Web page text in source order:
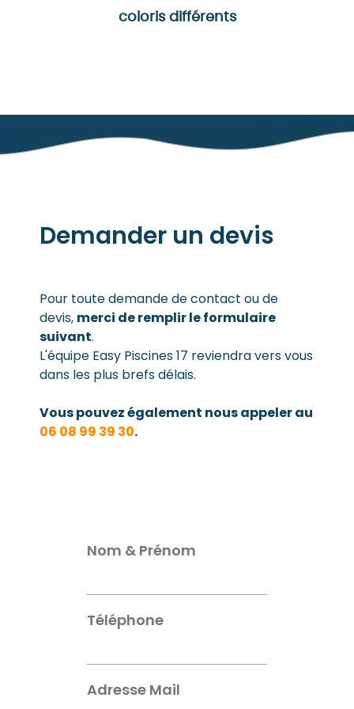
coloris différents
Demander un devis
Pour toute demande de contact ou de
devis, merci de remplir le formulaire
suivant.
L'équipe Easy Piscines 17 reviendra vers vous
dans les plus brefs délais.
Vous pouvez également nous appeler au
06 08 99 39 30.
Nom & Prénom
Téléphone
Adresse Mail